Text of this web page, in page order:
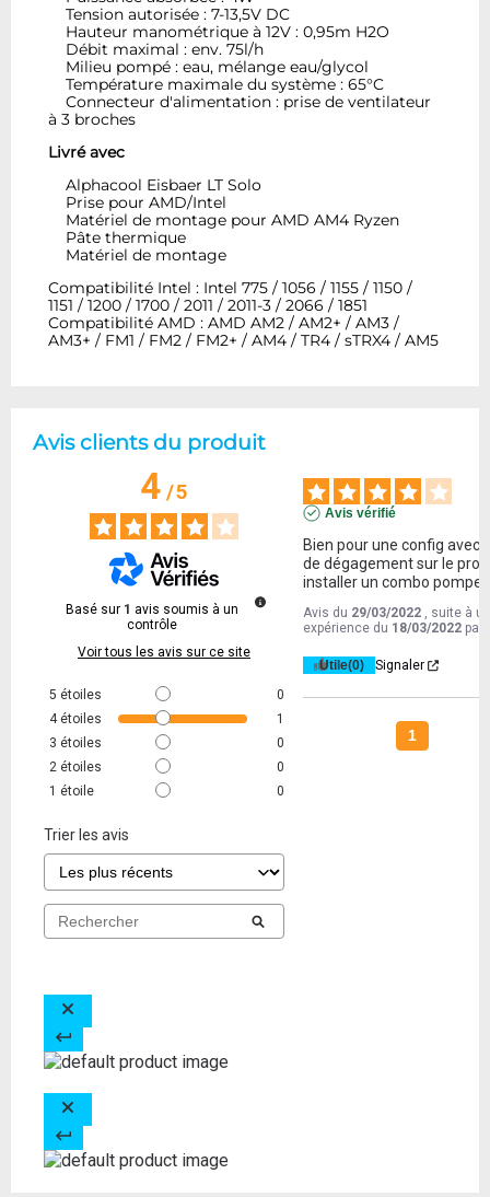
Tension autorisée : 7-13,5V DC
Hauteur manométrique à 12V : 0,95m H2O
Débit maximal : env. 75l/h
Milieu pompé : eau, mélange eau/glycol
Température maximale du système : 65°C
Connecteur d'alimentation : prise de ventilateur
à 3 broches
Livré avec
Alphacool Eisbaer LT Solo
Prise pour AMD/Intel
Matériel de montage pour AMD AM4 Ryzen
Pâte thermique
Matériel de montage
Compatibilité Intel : Intel 775 / 1056 / 1155 / 1150 /
1151 / 1200 / 1700 / 2011 / 2011-3 / 2066 / 1851
Compatibilité AMD : AMD AM2 / AM2+ / AM3 /
AM3+ / FM1 / FM2 / FM2+ / AM4 / TR4 / sTRX4 / AM5
Avis clients du produit
4/5
Basé sur 1 avis soumis à un
contrôle
Voir tous les avis sur ce site
5 étoiles
0
4 étoiles
1
3 étoiles
0
2 étoiles
0
1 étoile 0
Trier les avis
Avis vérifié
Bien pour une config avec
de dégagement sur le
installer un combo pompe
Avis du 29/03/2022 , suite à
expérience du 18/03/2022 par
Utile(0) Signaler
1